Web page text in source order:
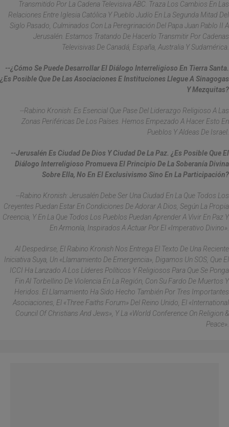
Transmitido Por La Cadena Televisiva ABC. Traza Los Cambios En Las
Relaciones Entre Iglesia Católica Y Pueblo Judío En La Segunda Mitad Del
Siglo Pasado, Culminados Con La Peregrinación Del Papa Juan Pablo II A
Jerusalén. Estamos Tratando De Hacerlo Transmitir Por Cadenas
Televisivas De Canadá, España, Australia Y Sudamérica.
--¿Cómo Se Puede Desarrollar El Diálogo Interreligioso En Tierra Santa.
¿Es Posible Que De Las Asociaciones E Instituciones Llegue A Sinagogas
Y Mezquitas?
--Rabino Kronish: Es Esencial Que Pase Del Liderazgo Religioso A Las
Zonas Periféricas De Los Países. Hemos Empezado A Hacer Esto En
Pueblos Y Aldeas De Israel.
--Jerusalén Es Ciudad De Dios Y Ciudad De La Paz. ¿Es Posible Que El
Diálogo Interreligioso Promueva El Principio De La Soberanía Divina
Sobre Ella, No En El Exclusivismo Sino En La Participación?
--Rabino Kronish: Jerusalén Debe Ser Una Ciudad En La Que Todos Los
Creyentes Puedan Estar En Condiciones De Adorar A Dios, Según La Propia
Creencia, Y En La Que Todos Los Pueblos Puedan Aprender A Vivir En Paz Y
En Armonía, Inspirados A Actuar Por El «imperativo Divino».
Al Despedirse, El Rabino Kronish Nos Entrega El Texto De Una Reciente
Iniciativa Suya, Un «llamamiento De Emergencia», Digamos Un SOS, Que El
ICCI Ha Lanzado A Los Líderes Políticos Y Religiosos Para Que Se Ponga
Fin Al Torbellino De Violencia En La Región, Con Su Fardo De Muertos Y
Heridos. El Llamamiento Ha Sido Hecho También Por Tres Importantes
Asociaciones, El «Three Faiths Forum» Del Reino Unido, El «International
Council Of Christians And Jews», Y La «World Conference On Religion &
Peace».